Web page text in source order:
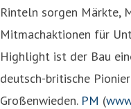
Rinteln sorgen Märkte,
Mitmachaktionen für
Highlight ist der Bau
deutsch-britische
Großenwieden. PM (